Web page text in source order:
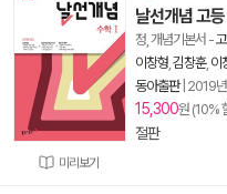
미리보기
날선개념 고
정, 개념기본서 -
이창형 김창훈, 이
동아출판| 2019
15,300원 (10%
절판